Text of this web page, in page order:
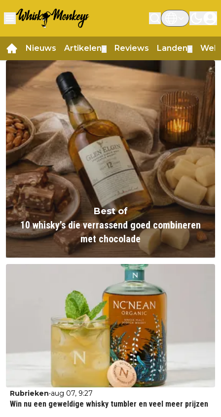
Nieuws Artikelen Reviews Landen
Best of
10 whisky’s die verrassend goed combineren
met chocolade
Rubrieken•aug 07, 9:27
Win nu een geweldige whisky tumbler en veel meer prijzen